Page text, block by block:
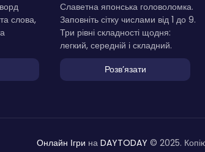
слова,
Славетна японська головоломка.
Заповніть сітку числами від 1 до 9.
Три рівні складності щодня:
легкий, середній і складний.
Розвʼязати
Онлайн Ігри на DAYTODAY © 2025.